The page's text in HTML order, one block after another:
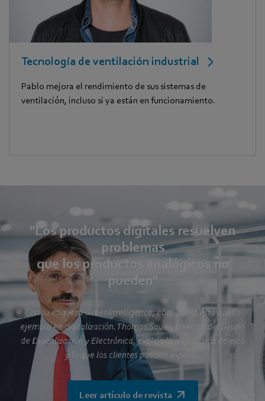
Tecnología de ventilación industrial
Pablo mejora el rendimiento de sus sistemas de
ventilación, incluso si ya están en funcionamiento.
"Los productos digitales resuelven
problemas
que los productos analógicos no
pueden"
Con su etiqueta GreenIntelligence, ebm-papst está dando
ejemplo en digitalización. Thomas Sauer, Director del Grupo
de Digitalización y Electrónica, explica la idea detrás de esto
y lo que los clientes pueden esperar.
Leer artículo de revista